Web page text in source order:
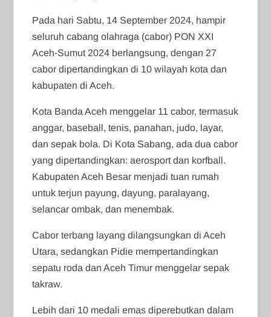
Pada hari Sabtu, 14 September 2024, hampir
seluruh cabang olahraga (cabor) PON XXI
Aceh-Sumut 2024 berlangsung, dengan 27
cabor dipertandingkan di 10 wilayah kota dan
kabupaten di Aceh.
Kota Banda Aceh menggelar 11 cabor, termasuk
anggar, baseball, tenis, panahan, judo, layar,
dan sepak bola. Di Kota Sabang, ada dua cabor
yang dipertandingkan: aerosport dan korfball.
Kabupaten Aceh Besar menjadi tuan rumah
untuk terjun payung, dayung, paralayang,
selancar ombak, dan menembak.
Cabor terbang layang dilangsungkan di Aceh
Utara, sedangkan Pidie mempertandingkan
sepatu roda dan Aceh Timur menggelar sepak
takraw.
Lebih dari 10 medali emas diperebutkan dalam